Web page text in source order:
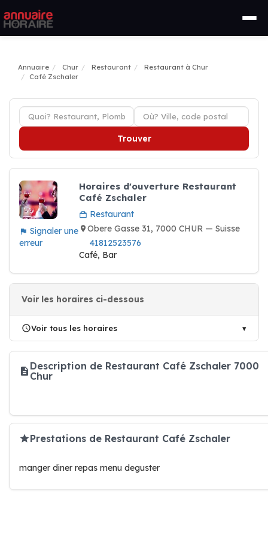
Annuaire Chur Restaurant
Restaurant à Chur
Café Zschaler
Trouver
Signaler une
erreur
Horaires d'ouverture Restaurant
Café Zschaler
Restaurant
Obere Gasse 31, 7000 CHUR — Suisse
41812523576
Café, Bar
Voir les horaires ci-dessous
Voir tous les horaires
Description de Restaurant Café Zschaler 7000
Chur
Prestations de Restaurant Café Zschaler
manger diner repas menu deguster